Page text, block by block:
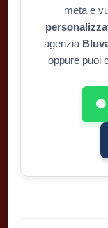
meta e
agenzia
oppure puoi